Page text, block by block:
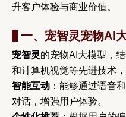
升客户体验与商业价值。
一、宠智灵宠物AI
宠智灵的宠物AI大模型，
和计算机视觉等先进技术
智能互动 ：能够通过语音
对话，增强用户体验。